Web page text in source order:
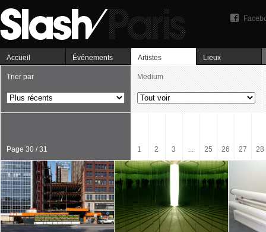
Accueil Événements Artistes Lieux
Trier par Medium
Page 30 / 31 1 2 3 ... 25 26 27 28